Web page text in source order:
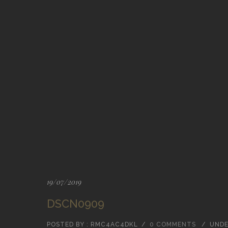
19/07/2019
DSCN0909
POSTED BY : RMC4AC4DKL / 0 COMMENTS /